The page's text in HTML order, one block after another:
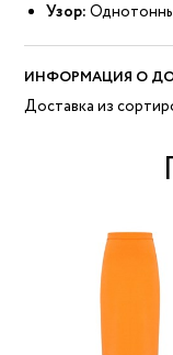
Узор:
ИНФОРМАЦИЯ О
Доставка из